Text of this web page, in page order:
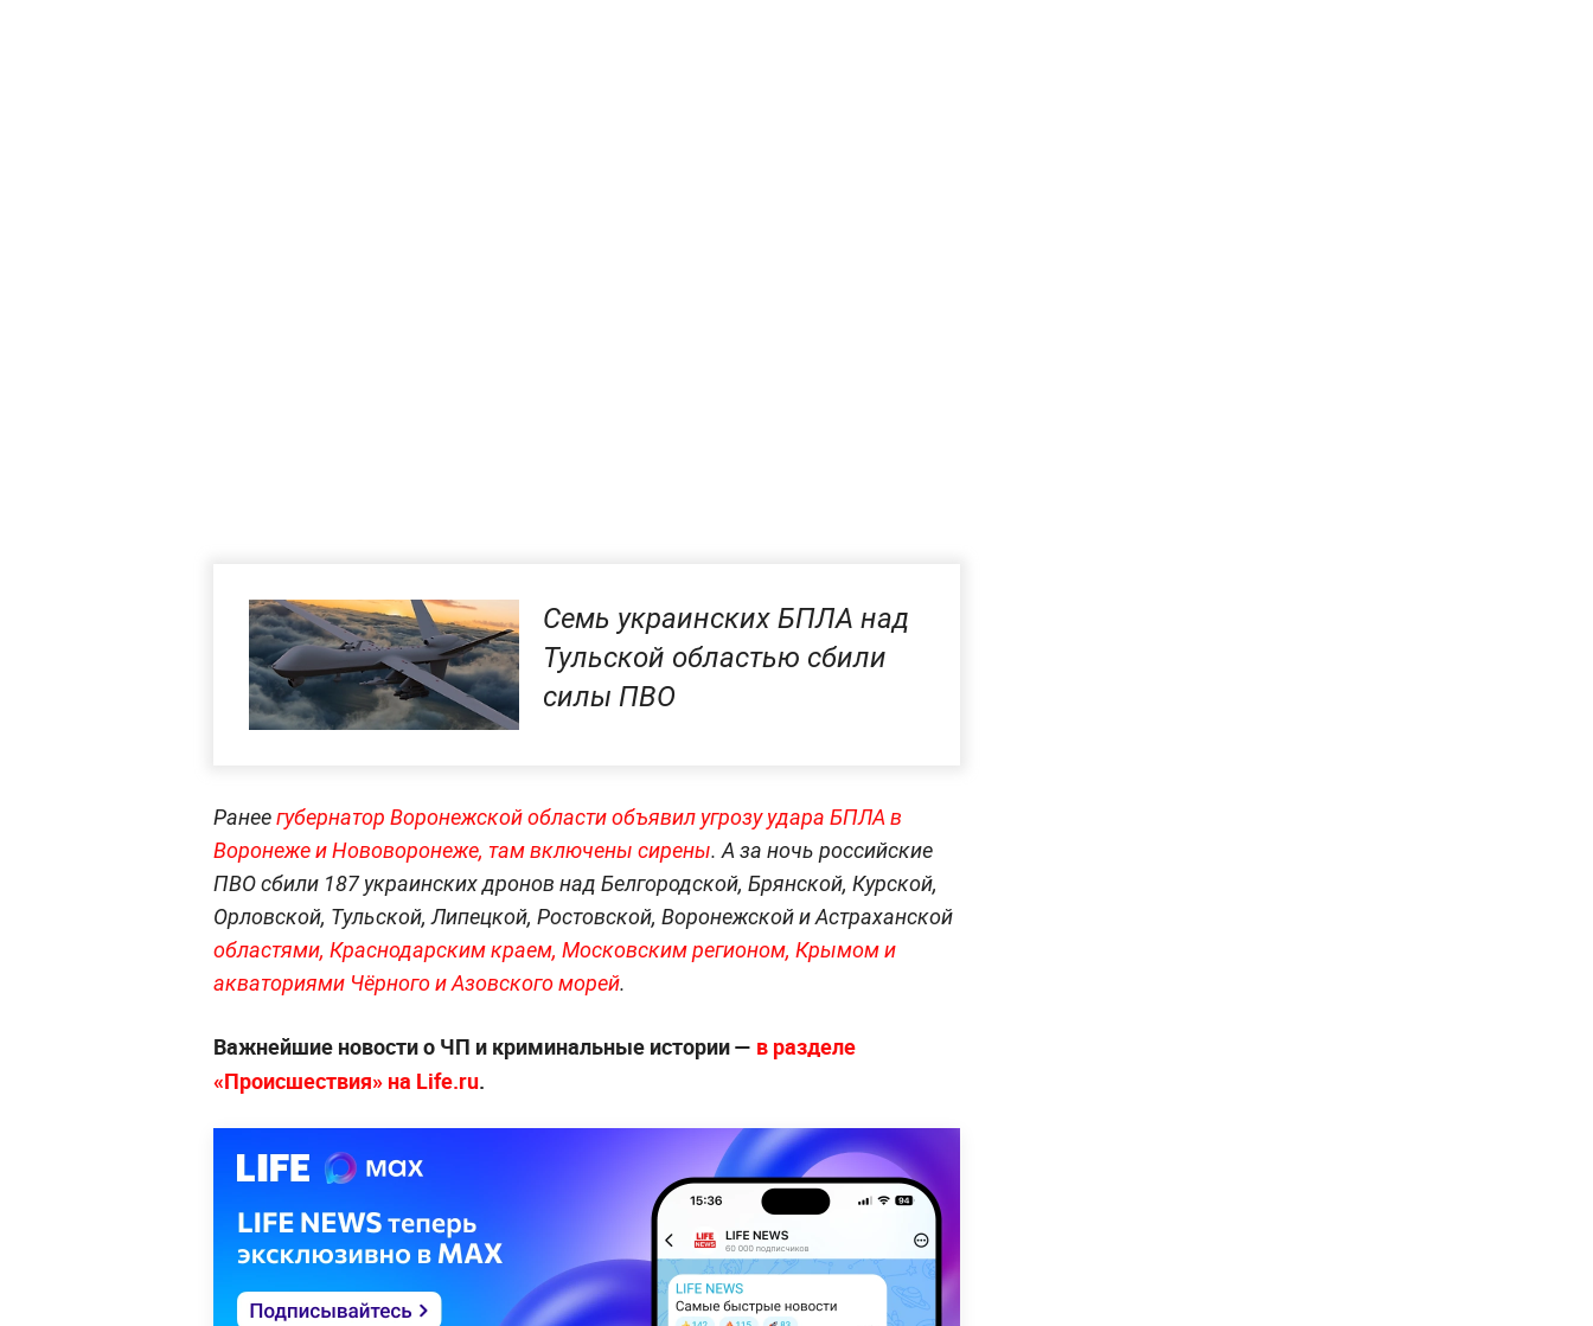
Семь украинских БПЛА над
Тульской областью сбили
силы ПВО
Ранеегубернатор Воронежской области объявил угрозу удара БПЛА в
Воронеже и Нововоронеже, там включены сирены. А за ночь российские
ПВО сбили 187 украинских дронов над Белгородской, Брянской, Курской,
Орловской, Тульской, Липецкой, Ростовской, Воронежской и Астраханской
областями, Краснодарским краем, Московским регионом, Крымом и
акваториями Чёрного и Азовского морей.
Важнейшие новости о ЧП и криминальные истории — в разделе
«Происшествия» на Life.ru.